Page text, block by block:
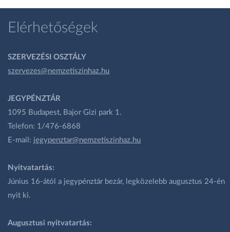
Elérhetőségek
SZERVEZÉSI OSZTÁLY
szervezes@nemzetiszinhaz.hu
JEGYPÉNZTÁR
1095 Budapest, Bajor Gizi park 1.
Telefon: 1/476-6868
E-mail: jegypenztar@nemzetiszinhaz.hu
Nyitvatartás:
Június 16-ától a jegypénztár bezár, legközelebb augusztus 24-én
nyit ki.
Augusztusi nyitvatartás: